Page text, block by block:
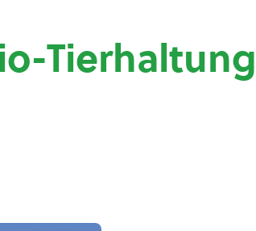
Tierhaltung